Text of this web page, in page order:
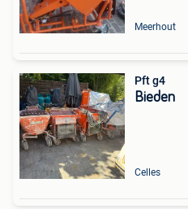
Meerhout
Pft g4
Bieden
Celles